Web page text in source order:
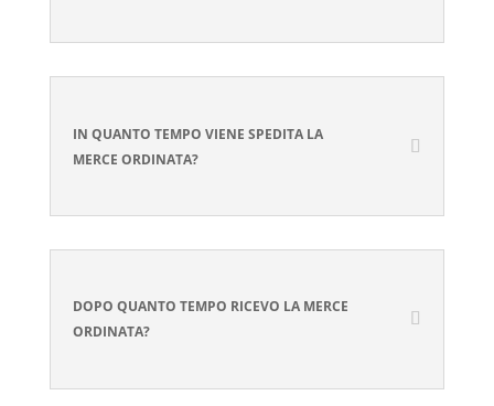
IN QUANTO TEMPO VIENE SPEDITA LA
MERCE ORDINATA?
DOPO QUANTO TEMPO RICEVO LA MERCE
ORDINATA?